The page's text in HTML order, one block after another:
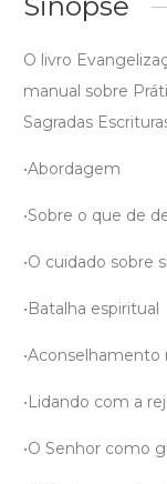
O livro
manual sobre
Sagradas
•Abordagem
•Sobre o que de
•O cuidado sobre
•Batalha espiritual
•Lidando com a
•O Senhor como